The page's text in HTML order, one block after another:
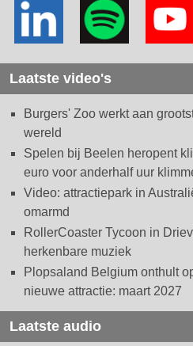
Laatste video's
Burgers' Zoo werkt aan
wereld
Spelen bij Beelen heropent
euro voor anderhalf uur
Video: attractiepark in
omarmd
RollerCoaster Tycoon in
herkenbare muziek
Plopsaland Belgium onthult
nieuwe attractie: maart 2027
Laatste audio